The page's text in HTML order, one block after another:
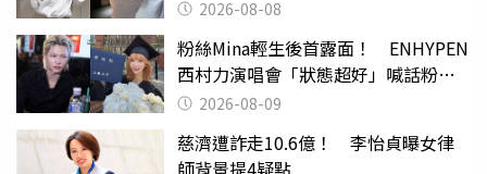
2026-08-08
粉絲Mina輕生後首露面！ ENHYPEN
西村力演唱會「狀態超好」喊話粉
絲：我們心意相通
2026-08-09
慈濟遭詐走10.6億！ 李怡貞曝女律
師背景提4疑點